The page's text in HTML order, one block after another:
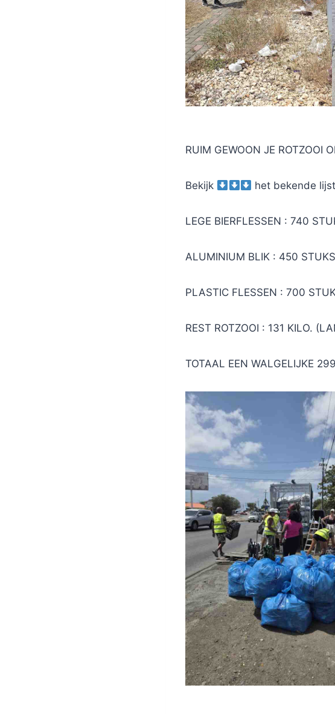
RUIM GEWOON JE ROTZOOI
Bekijk het bekende
LEGE BIERFLESSEN : 740
ALUMINIUM BLIK : 450
PLASTIC FLESSEN : 700
REST ROTZOOI : 131 KILO.
TOTAAL EEN WALGELIJKE